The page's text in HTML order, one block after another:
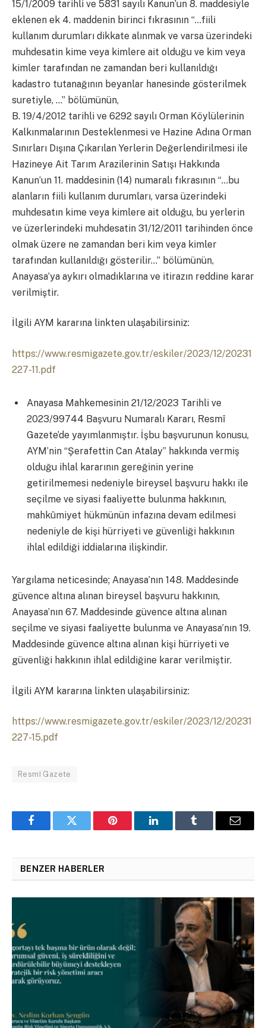
15/1/2009 tarihli ve 5831 sayılı Kanun’un 8. maddesiyle
eklenen ek 4. maddenin birinci fıkrasının “…fiili
kullanım durumları dikkate alınmak ve varsa üzerindeki
muhdesatin kime veya kimlere ait olduğu ve kim veya
kimler tarafından ne zamandan beri kullanıldığı
kadastro tutanağının beyanlar hanesinde gösterilmek
suretiyle, …” bölümünün,
B. 19/4/2012 tarihli ve 6292 sayılı Orman Köylülerinin
Kalkınmalarının Desteklenmesi ve Hazine Adına Orman
Sınırları Dışına Çıkarılan Yerlerin Değerlendirilmesi ile
Hazineye Ait Tarım Arazilerinin Satışı Hakkında
Kanun’un 11. maddesinin (14) numaralı fıkrasının “…bu
alanların fiili kullanım durumları, varsa üzerindeki
muhdesatın kime veya kimlere ait olduğu, bu yerlerin
ve üzerlerindeki muhdesatin 31/12/2011 tarihinden önce
olmak üzere ne zamandan beri kim veya kimler
tarafından kullanıldığı gösterilir…” bölümünün,
Anayasa’ya aykırı olmadıklarına ve itirazın reddine karar
verilmiştir.
İlgili AYM kararına linkten ulaşabilirsiniz:
https://www.resmigazete.gov.tr/eskiler/2023/12/20231
227-11.pdf
Anayasa Mahkemesinin 21/12/2023 Tarihli ve
2023/99744 Başvuru Numaralı Kararı, Resmî
Gazete’de yayımlanmıştır. İşbu başvurunun konusu,
AYM’nin “Şerafettin Can Atalay” hakkında vermiş
olduğu ihlal kararının gereğinin yerine
getirilmemesi nedeniyle bireysel başvuru hakkı ile
seçilme ve siyasi faaliyette bulunma hakkının,
mahkûmiyet hükmünün infazına devam edilmesi
nedeniyle de kişi hürriyeti ve güvenliği hakkının
ihlal edildiği iddialarına ilişkindir.
Yargılama neticesinde; Anayasa’nın 148. Maddesinde
güvence altına alınan bireysel başvuru hakkının,
Anayasa’nın 67. Maddesinde güvence altına alınan
seçilme ve siyasi faaliyette bulunma ve Anayasa’nın 19.
Maddesinde güvence altına alınan kişi hürriyeti ve
güvenliği hakkının ihlal edildiğine karar verilmiştir.
İlgili AYM kararına linkten ulaşabilirsiniz:
https://www.resmigazete.gov.tr/eskiler/2023/12/20231
227-15.pdf
Resmî Gazete
FacebookTwitter Pinterest LinkedInTumblr Email
BENZER HABERLER